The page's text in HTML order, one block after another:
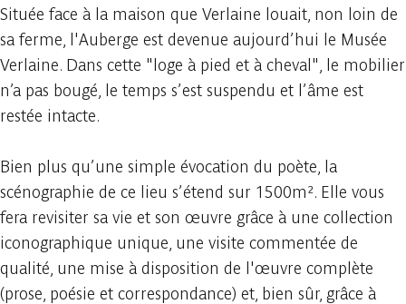
Située face à la maison que Verlaine louait, non loin de
sa ferme, l'Auberge est devenue aujourd’hui le Musée
Verlaine. Dans cette "loge à pied et à cheval", le mobilier
n’a pas bougé, le temps s’est suspendu et l’âme est
restée intacte.
Bien plus qu’une simple évocation du poète, la
scénographie de ce lieu s’étend sur 1500m². Elle vous
fera revisiter sa vie et son œuvre grâce à une collection
iconographique unique, une visite commentée de
qualité, une mise à disposition de l'œuvre complète
(prose, poésie et correspondance) et, bien sûr, grâce à